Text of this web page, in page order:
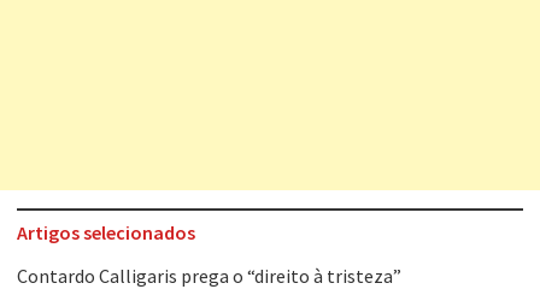
Artigos selecionados
Contardo Calligaris prega o “direito à tristeza”